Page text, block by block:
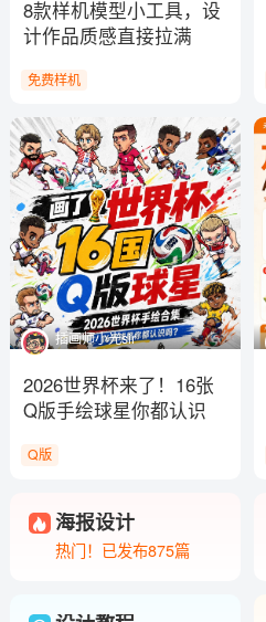
8款样机模型小工具，设
计作品质感直接拉满
免费样机
2026世界杯来了！16张
Q版手绘球星你都认识
插画师小光sir
Q版
海报设计
热门！已发布875篇